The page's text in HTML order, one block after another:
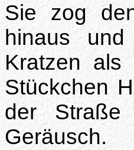
Sie zog
hinaus
Kratzen als
Stückchen
der Straße
Geräusch.